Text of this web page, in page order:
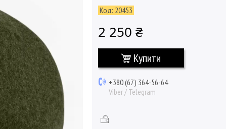
Код: 20453
2 250 ₴
Купити
+380 (67) 364-56-64
Viber / Telegram